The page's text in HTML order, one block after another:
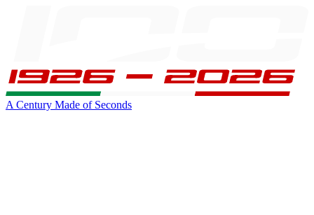
A Century Made of Seconds